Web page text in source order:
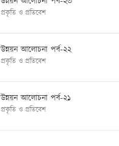
প্রকৃতি ও প্রতিবেশ
উন্নয়ন আলোচনা পর্ব-২২
প্রকৃতি ও প্রতিবেশ
উন্নয়ন আলোচনা পর্ব-২১
প্রকৃতি ও প্রতিবেশ